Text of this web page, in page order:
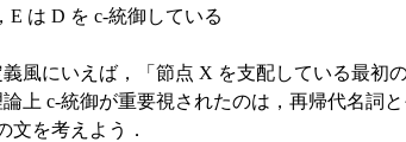
は D を c-統御している
風にいえば，「節点 X を支配している最初
上 c-統御が重要視されたのは，再帰代名詞
文を考えよう．